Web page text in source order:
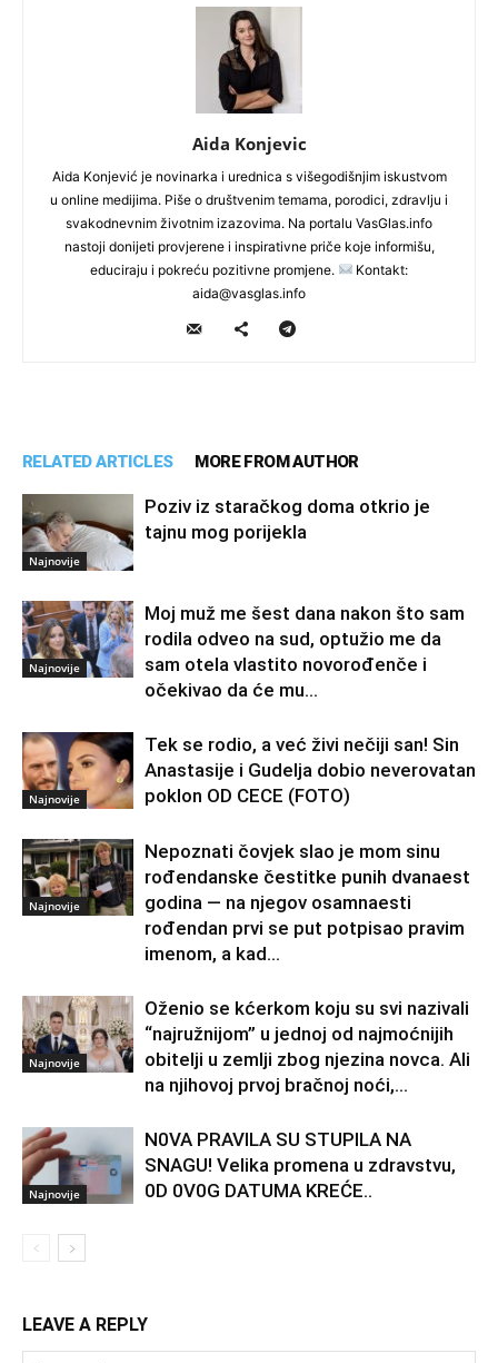
Aida Konjevic
Aida Konjević je novinarka i urednica s višegodišnjim iskustvom
u online medijima. Piše o društvenim temama, porodici, zdravlju i
svakodnevnim životnim izazovima. Na portalu VasGlas.info
nastoji donijeti provjerene i inspirativne priče koje informišu,
educiraju i pokreću pozitivne promjene.
Kontakt:
aida@vasglas.info
RELATED ARTICLES MORE FROM AUTHOR
Najnovije
Poziv iz staračkog doma otkrio je
tajnu mog porijekla
Najnovije
Moj muž me šest dana nakon što sam
rodila odveo na sud, optužio me da
sam otela vlastito novorođenče i
očekivao da će mu...
Najnovije
Tek se rodio, a već živi nečiji san! Sin
Anastasije i Gudelja dobio neverovatan
poklon OD CECE (FOTO)
Najnovije
Nepoznati čovjek slao je mom sinu
rođendanske čestitke punih dvanaest
godina — na njegov osamnaesti
rođendan prvi se put potpisao pravim
imenom, a kad...
Najnovije
Oženio se kćerkom koju su svi nazivali
“najružnijom” u jednoj od najmoćnijih
obitelji u zemlji zbog njezina novca. Ali
na njihovoj prvoj bračnoj noći,...
Najnovije
N0VA PRAVlLA SU STUPILA NA
SNAGU! Velika promena u zdravstvu,
0D 0V0G DATUMA KREĆE..
LEAVE A REPLY